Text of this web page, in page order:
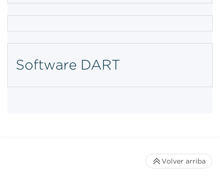
Software DART
Volver arriba